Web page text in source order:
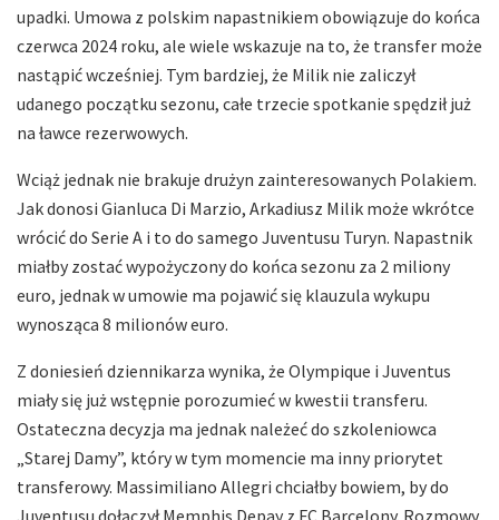
upadki. Umowa z polskim napastnikiem obowiązuje do końca
czerwca 2024 roku, ale wiele wskazuje na to, że transfer może
nastąpić wcześniej. Tym bardziej, że Milik nie zaliczył
udanego początku sezonu, całe trzecie spotkanie spędził już
na ławce rezerwowych.
Wciąż jednak nie brakuje drużyn zainteresowanych Polakiem.
Jak donosi Gianluca Di Marzio, Arkadiusz Milik może wkrótce
wrócić do Serie A i to do samego Juventusu Turyn. Napastnik
miałby zostać wypożyczony do końca sezonu za 2 miliony
euro, jednak w umowie ma pojawić się klauzula wykupu
wynosząca 8 milionów euro.
Z doniesień dziennikarza wynika, że Olympique i Juventus
miały się już wstępnie porozumieć w kwestii transferu.
Ostateczna decyzja ma jednak należeć do szkoleniowca
„Starej Damy”, który w tym momencie ma inny priorytet
transferowy. Massimiliano Allegri chciałby bowiem, by do
Juventusu dołączył Memphis Depay z FC Barcelony. Rozmowy